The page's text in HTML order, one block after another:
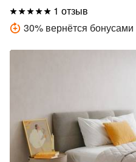
1 отзыв
30% вернётся бонусами